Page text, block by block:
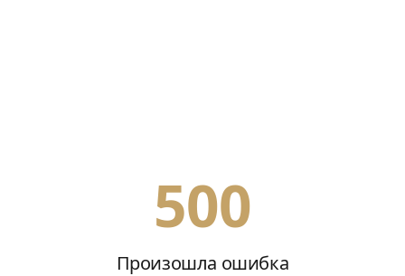
500
Произошла ошибка